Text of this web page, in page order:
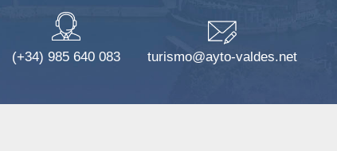
(+34) 985 640 083 turismo@ayto-valdes.net